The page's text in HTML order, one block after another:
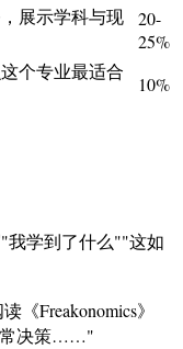
展示学科与现
20-
25%
个专业最适合
10%
我学到了什么""这如
Freakonomics》
常决策……"